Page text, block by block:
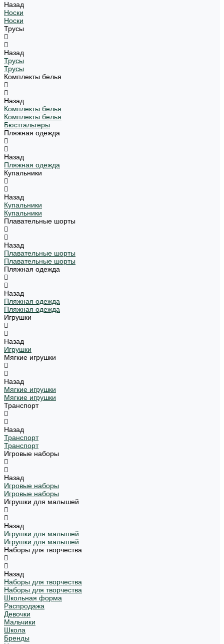
Назад
Носки
Носки
Трусы
Назад
Трусы
Трусы
Комплекты белья
Назад
Комплекты белья
Комплекты белья
Бюстгальтеры
Пляжная одежда
Назад
Пляжная одежда
Купальники
Назад
Купальники
Купальники
Плавательные шорты
Назад
Плавательные шорты
Плавательные шорты
Пляжная одежда
Назад
Пляжная одежда
Пляжная одежда
Игрушки
Назад
Игрушки
Мягкие игрушки
Назад
Мягкие игрушки
Мягкие игрушки
Транспорт
Назад
Транспорт
Транспорт
Игровые наборы
Назад
Игровые наборы
Игровые наборы
Игрушки для малышей
Назад
Игрушки для малышей
Игрушки для малышей
Наборы для творчества
Назад
Наборы для творчества
Наборы для творчества
Школьная форма
Распродажа
Девочки
Мальчики
Школа
Бренды